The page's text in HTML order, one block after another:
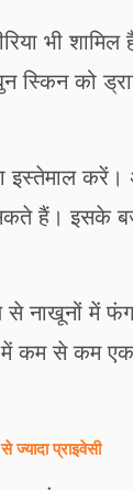
भी
स्किन को
इस्तेमाल करें।
सकते हैं। इसके
से नाखूनों में
कम से कम एक
प्राइवेसी